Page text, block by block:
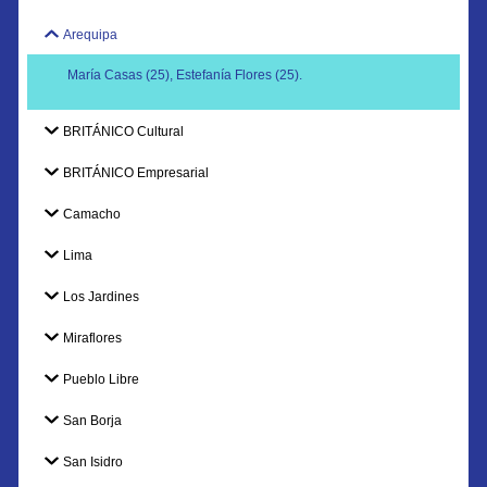
Arequipa
María Casas (25), Estefanía Flores (25).
BRITÁNICO Cultural
BRITÁNICO Empresarial
Camacho
Lima
Los Jardines
Miraflores
Pueblo Libre
San Borja
San Isidro